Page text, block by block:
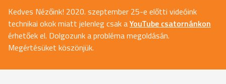
Kedves Nézőink! 2020. szeptember 25-e előtti videóink
technikai okok miatt jelenleg csak aYouTube csatornánkon
érhetőek el. Dolgozunk a probléma megoldásán.
Megértésüket köszönjük.